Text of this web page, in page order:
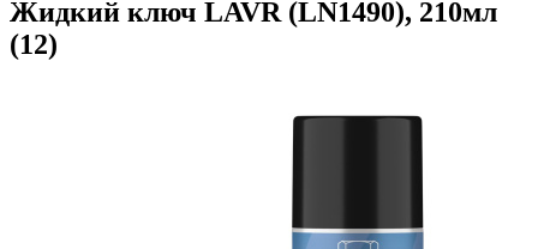
Жидкий ключ LAVR (LN1490), 210мл
(12)